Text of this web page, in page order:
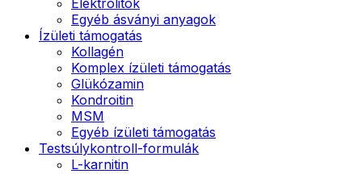
Egyéb ásványi anyagok
Ízületi támogatás
Kollagén
Komplex ízületi támogatás
Glükózamin
Kondroitin
MSM
Egyéb ízületi támogatás
Testsúlykontroll-formulák
L-karnitin